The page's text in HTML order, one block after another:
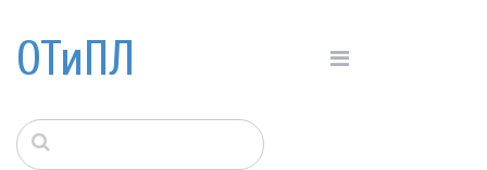
ОТиПЛ